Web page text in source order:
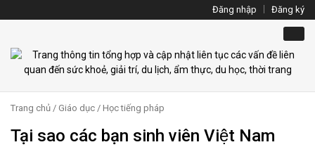
Đăng nhập Đăng ký
Trang chủ / Giáo dục / Học tiếng pháp
Tại sao các bạn sinh viên Việt Nam